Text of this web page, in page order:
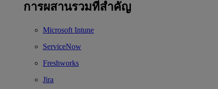
การผสานรวมที่สำคัญ
Microsoft Intune
ServiceNow
Freshworks
Jira